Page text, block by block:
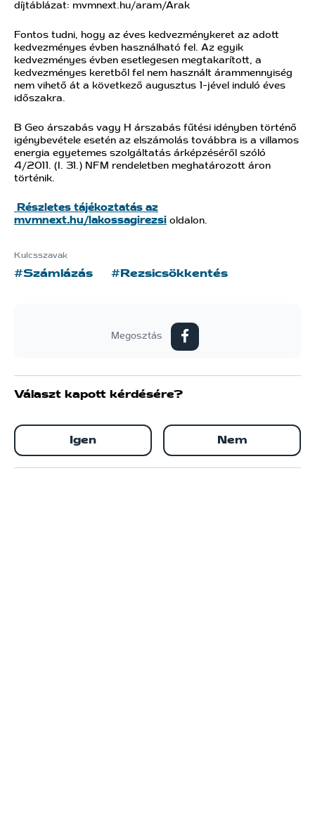
Megosztás
díjtáblázat: mvmnext.hu/aram/Arak
Fontos tudni, hogy az éves kedvezménykeret az adott
kedvezményes évben használható fel. Az egyik
kedvezményes évben esetlegesen megtakarított, a
kedvezményes keretből fel nem használt árammennyiség
nem vihető át a következő augusztus 1-jével induló éves
időszakra.
B Geo árszabás vagy H árszabás fűtési idényben történő
igénybevétele esetén az elszámolás továbbra is a villamos
energia egyetemes szolgáltatás árképzéséről szóló
4/2011. (I. 31.) NFM rendeletben meghatározott áron
történik.
Részletes tájékoztatás az
mvmnext.hu/lakossagirezsi oldalon.
Kulcsszavak
#Számlázás #Rezsicsökkentés
Választ kapott kérdésére?
Igen Nem